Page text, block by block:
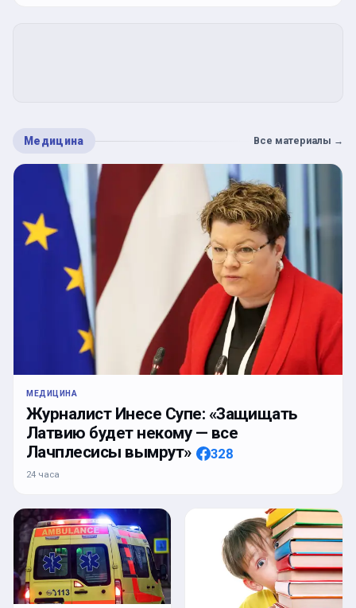
Медицина Все материалы →
МЕДИЦИНА
Журналист Инесе Супе: «Защищать
Латвию будет некому — все
Лачплесисы вымрут»
328
24 часа